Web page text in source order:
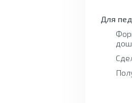
Для